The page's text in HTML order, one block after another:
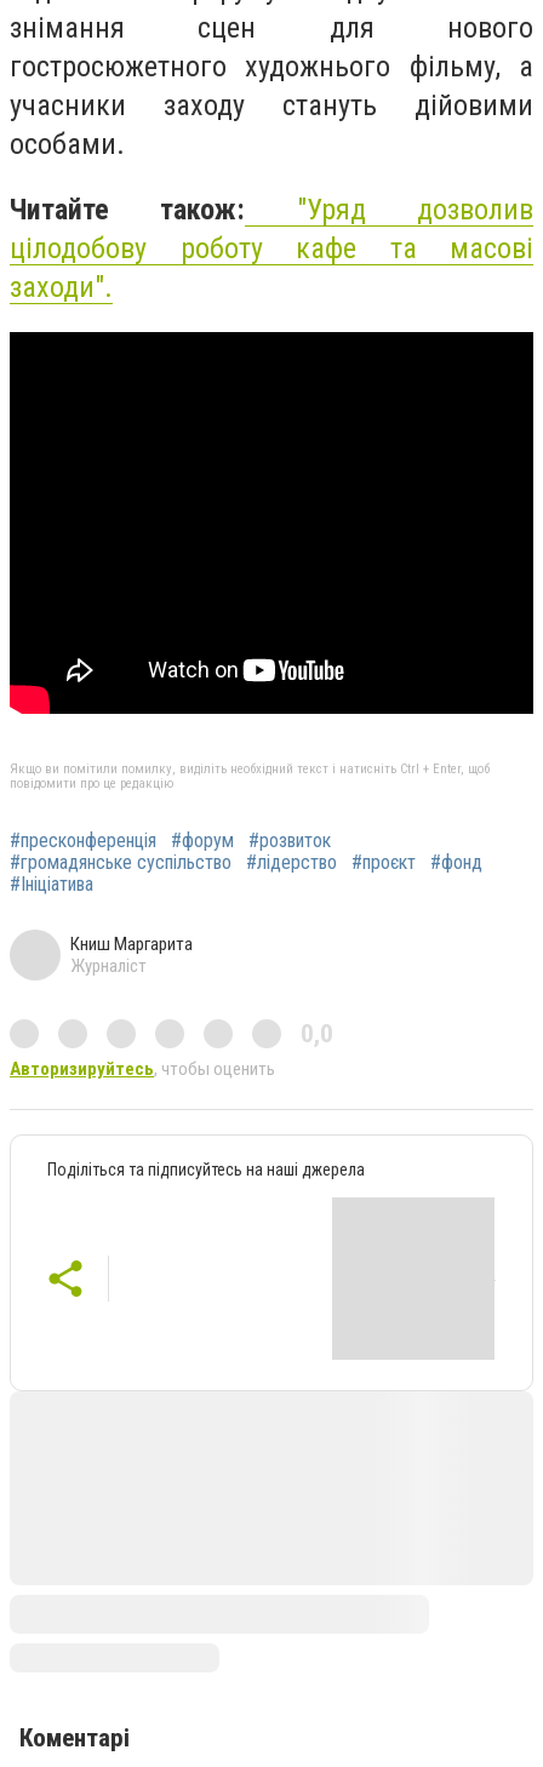
знімання сцен для нового
гостросюжетного художнього фільму, а
учасники заходу стануть дійовими
особами.
Читайте також: "Уряд дозволив
цілодобову роботу кафе та масові
заходи".
Якщо ви помітили помилку, виділіть необхідний текст і натисніть Ctrl + Enter, щоб
повідомити про це редакцію
#пресконференція #форум
#розвиток
#громадянське суспільство
#лідерство #проєкт
#фонд
#Ініціатива
Книш Маргарита
Журналіст
0,0
Авторизируйтесь, чтобы оценить
Поділіться та підписуйтесь на наші джерела
Коментарі